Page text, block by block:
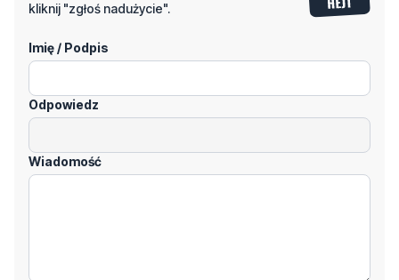
kliknij "zgłoś nadużycie".
Imię / Podpis
Odpowiedz
Wiadomość